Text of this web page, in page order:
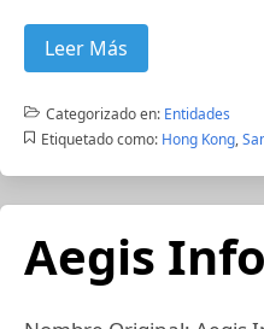
Leer Más
Categorizado en: Entidades
Etiquetado como: Hong Kong,
Aegis